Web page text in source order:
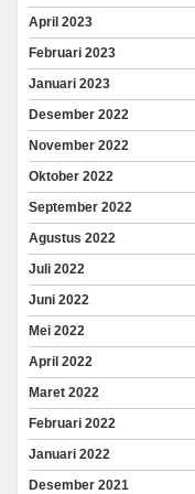
April 2023
Februari 2023
Januari 2023
Desember 2022
November 2022
Oktober 2022
September 2022
Agustus 2022
Juli 2022
Juni 2022
Mei 2022
April 2022
Maret 2022
Februari 2022
Januari 2022
Desember 2021